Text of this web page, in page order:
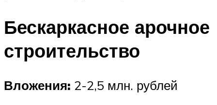
Бескаркасное арочное
строительство
Вложения: 2-2,5 млн. рублей